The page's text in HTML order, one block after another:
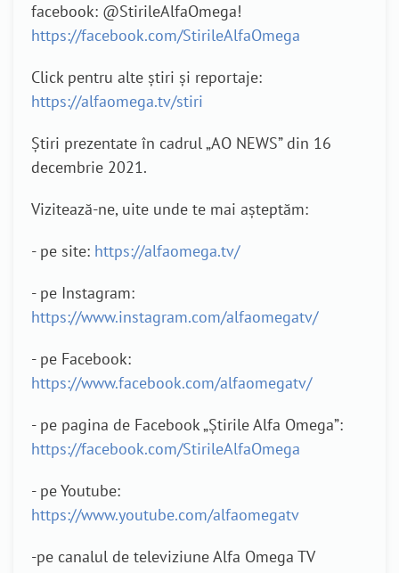
facebook: @StirileAlfaOmega!
https://facebook.com/StirileAlfaOmega
Click pentru alte știri și reportaje:
https://alfaomega.tv/stiri
Știri prezentate în cadrul „AO NEWS” din 16
decembrie 2021.
Vizitează-ne, uite unde te mai așteptăm:
- pe site: https://alfaomega.tv/
- pe Instagram:
https://www.instagram.com/alfaomegatv/
- pe Facebook:
https://www.facebook.com/alfaomegatv/
- pe pagina de Facebook „Știrile Alfa Omega”:
https://facebook.com/StirileAlfaOmega
- pe Youtube:
https://www.youtube.com/alfaomegatv
-pe canalul de televiziune Alfa Omega TV